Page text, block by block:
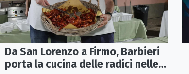
Da San Lorenzo a Firmo, Barbieri
porta la cucina delle radici nelle